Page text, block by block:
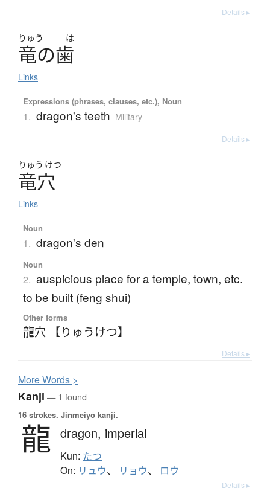
Details ▸
りゅう は
竜の歯
Links
Expressions (phrases, clauses, etc.), Noun
1. dragon's teeth Military
Details ▸
りゅう けつ
竜穴
Links
Noun
1. dragon's den
Noun
2. auspicious place for a temple, town, etc.
to be built (feng shui)
Other forms
龍穴 【りゅうけつ】
Details ▸
MoreWords >
Kanji — 1 found
16 strokes. Jinmeiyō kanji.
龍 dragon, imperial
Kun: たつ
On: リュウ、 リョウ、 ロウ
Details ▸